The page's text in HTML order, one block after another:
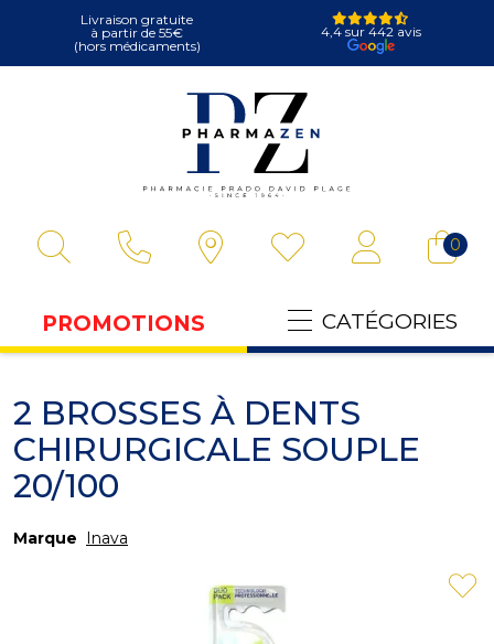
Livraison gratuite
à partir de 55€
(hors médicaments)
4,4 sur 442 avis
0
PROMOTIONS CATÉGORIES
2 BROSSES À DENTS
CHIRURGICALE SOUPLE
20/100
Marque Inava